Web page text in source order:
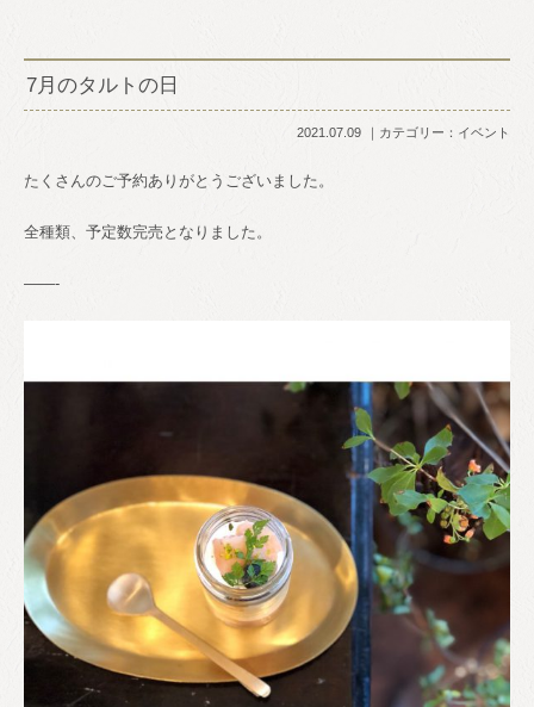
7月のタルトの日
2021.07.09 カテゴリー： イベント
たくさんのご予約ありがとうございました。
全種類、予定数完売となりました。
——-